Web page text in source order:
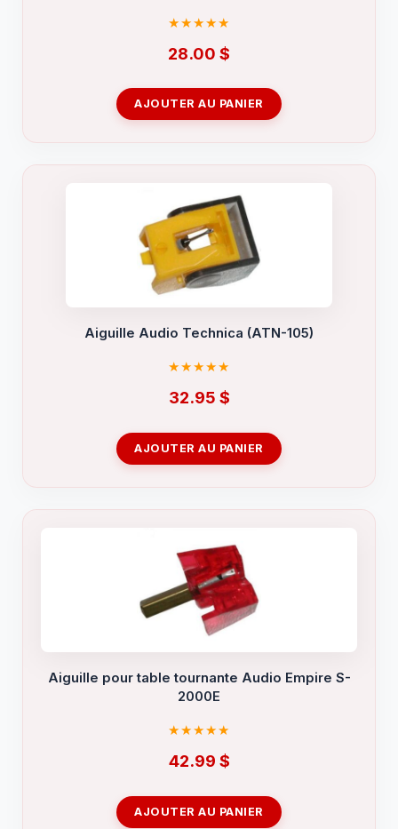
28.00 $
AJOUTER AU PANIER
Aiguille Audio Technica (ATN-105)
32.95 $
AJOUTER AU PANIER
Aiguille pour table tournante Audio Empire S-
2000E
42.99 $
AJOUTER AU PANIER